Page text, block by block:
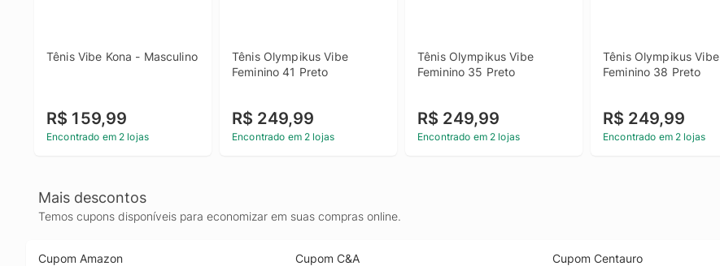
Tênis Vibe Kona - Masculino
R$ 159,99
Encontrado em 2 lojas
Tênis Olympikus Vibe
Feminino 41 Preto
R$ 249,99
Encontrado em 2 lojas
Tênis Olympikus Vibe
Feminino 35 Preto
R$ 249,99
Encontrado em 2 lojas
Tênis Olympikus Vibe
Feminino 38 Preto
R$ 249,99
Encontrado em 2 lojas
Mais descontos
Temos cupons disponíveis para economizar em suas compras online.
Cupom Amazon
Cupom C&A
Cupom Centauro